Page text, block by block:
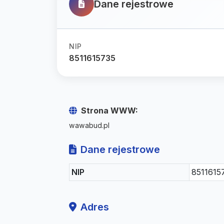
Dane rejestrowe
NIP
8511615735
Strona WWW:
wawabud.pl
Dane rejestrowe
NIP
Adres